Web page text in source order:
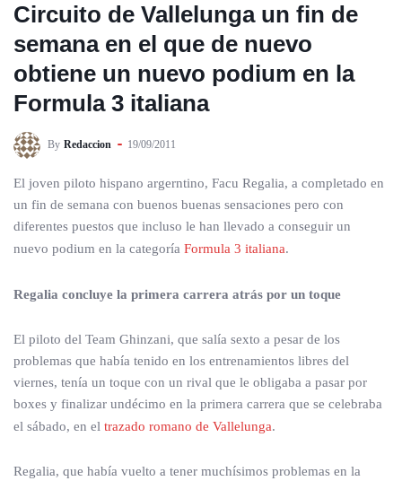
Circuito de Vallelunga un fin de
semana en el que de nuevo
obtiene un nuevo podium en la
Formula 3 italiana
By Redaccion 19/09/2011
El joven piloto hispano argerntino, Facu Regalia, a completado en
un fin de semana con buenos buenas sensaciones pero con
diferentes puestos que incluso le han llevado a conseguir un
nuevo podium en la categoría Formula 3 italiana.
Regalia concluye la primera carrera atrás por un toque
El piloto del Team Ghinzani, que salía sexto a pesar de los
problemas que había tenido en los entrenamientos libres del
viernes, tenía un toque con un rival que le obligaba a pasar por
boxes y finalizar undécimo en la primera carrera que se celebraba
el sábado, en el trazado romano de Vallelunga.
Regalia, que había vuelto a tener muchísimos problemas en la